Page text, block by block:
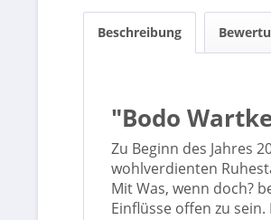
Beschreibung
"Bodo
Zu Beginn des Jahres
wohlverdienten
Mit Was, wenn doch?
Einflüsse offen zu